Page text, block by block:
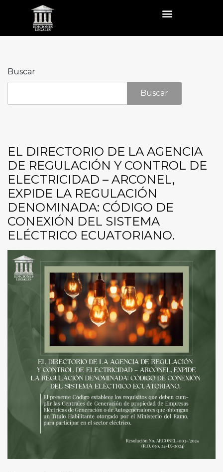
Buscar
Buscar
EL DIRECTORIO DE LA AGENCIA
DE REGULACIÓN Y CONTROL DE
ELECTRICIDAD – ARCONEL,
EXPIDE LA REGULACIÓN
DENOMINADA: CÓDIGO DE
CONEXIÓN DEL SISTEMA
ELÉCTRICO ECUATORIANO.